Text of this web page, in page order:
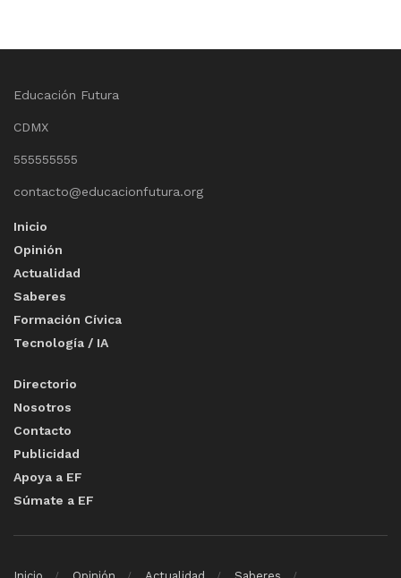
Educación Futura
CDMX
555555555
contacto@educacionfutura.org
Inicio
Opinión
Actualidad
Saberes
Formación Cívica
Tecnología / IA
Directorio
Nosotros
Contacto
Publicidad
Apoya a EF
Súmate a EF